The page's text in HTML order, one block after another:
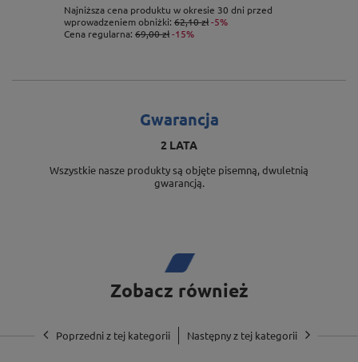
Przetłoczenia języczków mocujących
Najniższa cena produktu w okresie 30 dni przed
wprowadzeniem obniżki: 62,10 zł-5%
Cena regularna: 69,00 zł-15%
Gwarancja
2 LATA
Wszystkie nasze produkty są objęte pisemną, dwuletnią
gwarancją.
Zobacz również
Poprzedni z tej kategorii Następny z tej kategorii